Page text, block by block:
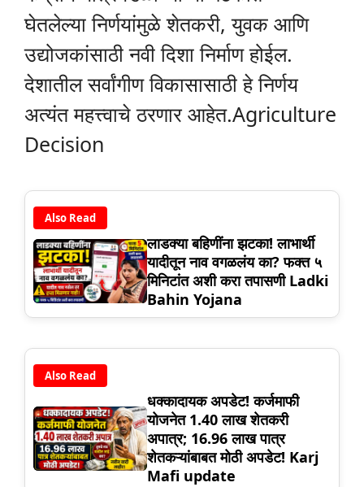
घेतलेल्या निर्णयांमुळे शेतकरी, युवक आणि
उद्योजकांसाठी नवी दिशा निर्माण होईल.
देशातील सर्वांगीण विकासासाठी हे निर्णय
अत्यंत महत्त्वाचे ठरणार आहेत.Agriculture
Decision
Also Read
लाडक्या बहिणींना झटका! लाभार्थी
यादीतून नाव वगळलंय का? फक्त ५
मिनिटांत अशी करा तपासणी Ladki
Bahin Yojana
Also Read
धक्कादायक अपडेट! कर्जमाफी
योजनेत 1.40 लाख शेतकरी
अपात्र; 16.96 लाख पात्र
शेतकऱ्यांबाबत मोठी अपडेट! Karj
Mafi update